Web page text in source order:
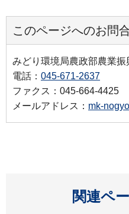
このページへのお問
みどり環境局農政部農業振
電話： 045-671-2637
ファクス：045-664-4425
メールアドレス： mk-
関連ペ